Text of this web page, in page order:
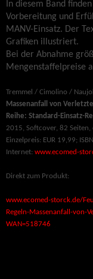
In diesem Band
Vorbereitung und
MANV-Einsatz. Der
Grafiken illustriert.
Bei der Abnahme
Mengenstaffelpreise
Tremmel / Cimolino /
Massenanfall von
Reihe: Standard-Einsatz-
2015, Softcover, 82 Seiten,
Einzelpreis: EUR 19,99;
Internet: www.ecomed-
Direkt zum Produkt:
www.ecomed-storck.de/
Regeln-Massenanfall-von-
WAN=518746